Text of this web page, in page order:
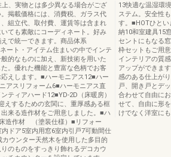
、実物とは多少異なる場合がござ
掲載価格には、消費税、ガラス代
、組立代、取付費、運賃等は含まれ
ても素敵にコーディネート。好み
で統一できます。商品体系
ト・アイテム住まいの中でインテ
的なものに加え、新技術を用いた
。優れた機能と豊富な色柄でお客
えします。■ハーモニアス12■ハー
アスリフォーム6■ハーモニアス直
ティアハード12■YD-2D（床暖房）
えするための玄関に、重厚感ある框
来る造作材をご用意しました。■ハ
造作材 （塗装仕様）■リフォー
ドア5室内用窓6室内引戸7可動間仕
ウンター天然木を使用した多目的
のものをすっきり飾れるデコカウ
13快適な温湿環
ステム。安全性
す。■HOTひと
納10和室建具15
セントにもなる
枠セットもご用
インテリアの質
アップができま
感のある仕上が
戸、開き戸とデ
合わせて自由に
せて、自由に形
けでなく洋室に